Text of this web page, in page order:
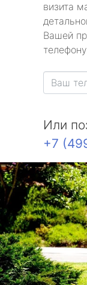
визита
Вашей
Или
+7